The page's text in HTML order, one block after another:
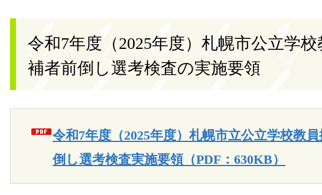
令和7年度（2025年度）札幌市公立学
補者前倒し選考検査の実施要領
令和7年度（2025年度）札幌市立公立学校教
倒し選考検査実施要領（PDF：630KB）